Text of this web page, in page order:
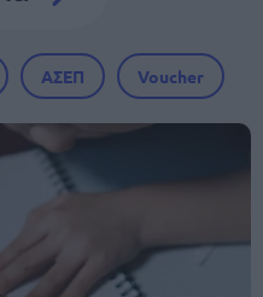
ΑΣΕΠ Voucher